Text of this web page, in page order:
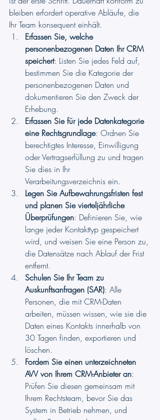
bleiben erfordert operative Abläufe, die
Ihr Team konsequent einhält.
Erfassen Sie, welche
personenbezogenen Daten Ihr CRM
speichert: Listen Sie jedes Feld auf,
bestimmen Sie die Kategorie der
personenbezogenen Daten und
dokumentieren Sie den Zweck der
Erhebung.
Erfassen Sie für jede Datenkategorie
eine Rechtsgrundlage: Ordnen Sie
berechtigtes Interesse, Einwilligung
oder Vertragserfüllung zu und tragen
Sie dies in Ihr
Verarbeitungsverzeichnis ein.
Legen Sie Aufbewahrungsfristen fest
und planen Sie vierteljährliche
Überprüfungen: Definieren Sie, wie
lange jeder Kontakttyp gespeichert
wird, und weisen Sie eine Person zu,
die Datensätze nach Ablauf der Frist
entfernt.
Schulen Sie Ihr Team zu
Auskunftsanfragen (SAR): Alle
Personen, die mit CRM-Daten
arbeiten, müssen wissen, wie sie die
Daten eines Kontakts innerhalb von
30 Tagen finden, exportieren und
löschen.
Fordern Sie einen unterzeichneten
AVV von Ihrem CRM-Anbieter an:
Prüfen Sie diesen gemeinsam mit
Ihrem Rechtsteam, bevor Sie das
System in Betrieb nehmen, und